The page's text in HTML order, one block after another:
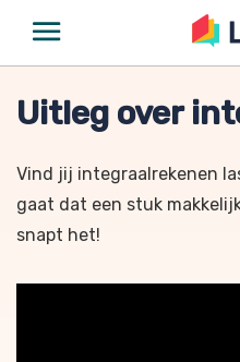
Uitleg over
Vind jij integraalrekenen
gaat dat een stuk
snapt het!